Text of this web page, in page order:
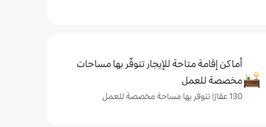
أماكن إقامة متاحة للإيجار تتوفّر بها مساحات
مخصصة للعمل
130 عقارًا تتوفر بها مساحة مخصصة للعمل